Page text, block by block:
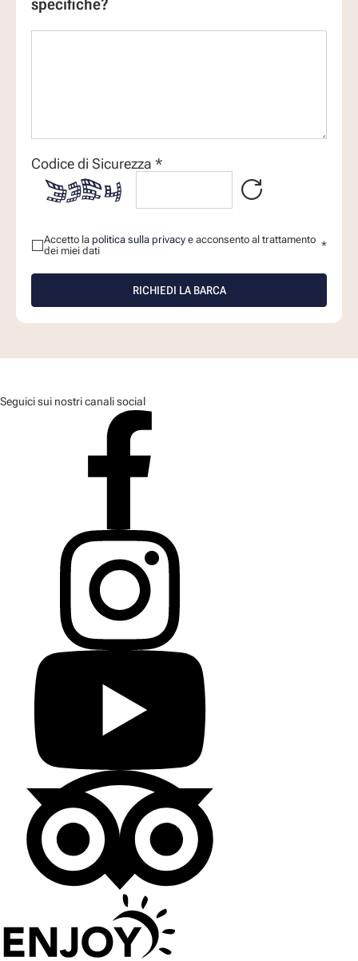
specifiche?
Codice di Sicurezza *

Accetto la politica sulla privacy e acconsento al trattamento
dei miei dati
*
RICHIEDI LA BARCA
Seguici sui nostri canali social